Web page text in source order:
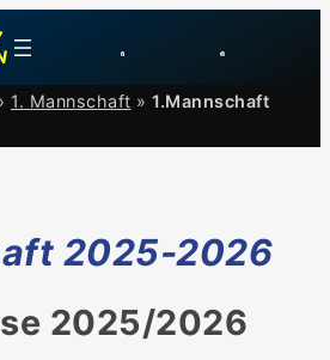
1. Mannschaft » 1.Mannschaft
2025-2026
2025/2026